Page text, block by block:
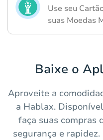
Use seu
suas Moedas
Baixe o
Aproveite a
a Hablax.
faça suas compras
segurança e